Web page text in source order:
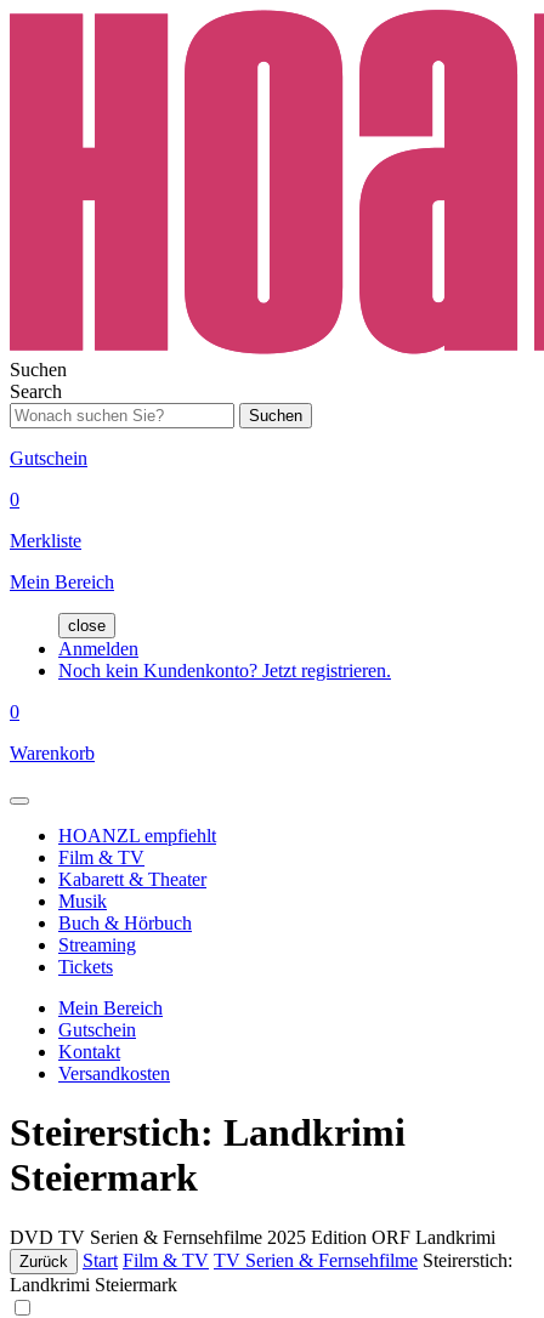
Suchen
Search
Suchen
Gutschein
0
Merkliste
Mein Bereich
close
Anmelden
Noch kein Kundenkonto? Jetzt registrieren.
0
Warenkorb
HOANZL empfiehlt
Film & TV
Kabarett & Theater
Musik
Buch & Hörbuch
Streaming
Tickets
Mein Bereich
Gutschein
Kontakt
Versandkosten
Steirerstich: Landkrimi
Steiermark
DVD TV Serien & Fernsehfilme 2025 Edition ORF Landkrimi
Zurück Start Film & TV TV Serien & Fernsehfilme Steirerstich:
Landkrimi Steiermark